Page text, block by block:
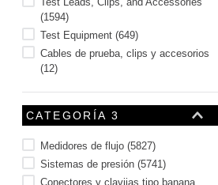
(1594)
Test Equipment (649)
Cables de prueba, clips y accesorios
(12)
CATEGORÍA 3
Medidores de flujo (5827)
Sistemas de presión (5741)
Conectores y clavijas tipo banana